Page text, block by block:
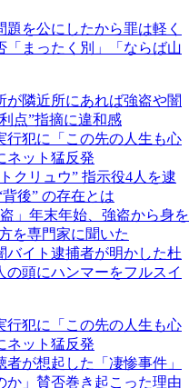
を公にしたから罪は軽く
「まったく別」「ならば山
が隣近所にあれば強盗や闇
点”指摘に違和感
行犯に「この先の人生も心
ネット猛反発
クリュウ” 指示役4人を逮
後” の存在とは
」年末年始、強盗から身を
を専門家に聞いた
バイト逮捕者が明かした杜
頭にハンマーをフルスイ
行犯に「この先の人生も心
ネット猛反発
が想起した「凄惨事件」
」賛否巻き起こった理由